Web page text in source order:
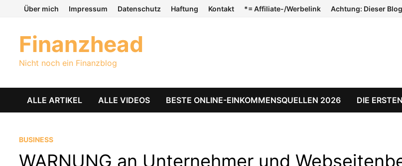
springen
Über mich Impressum Datenschutz Haftung Kontakt *= Affiliate-/Werbelink Achtung: Dieser
Finanzhead
Nicht noch ein Finanzblog
ALLE ARTIKEL ALLE VIDEOS BESTE ONLINE-EINKOMMENSQUELLEN 2026 DIE
BUSINESS
WARNUNG an Unternehmer und